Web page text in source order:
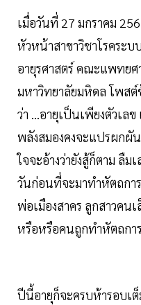
เมื่อวันที่ 27 มกราคม
หัวหน้าสาขาวิชาโรคระบ
อายุรศาสตร์ คณะแพทยศ
มหาวิทยาลัยมหิดล โพส
ว่า ...อายุเป็นเพียงตัวเล
พลังสมองคงจะแปรผกผั
ใจจะอ้างว่ายังสู้ก็ตาม ลื
วันก่อนที่จะมาทำหัตถกา
พ่อเมืองสาคร ลูกสาวคน
หรือหรือคนถูกทำหัตถกา
ปีนี้อายุก็จะครบห้ารอบเ